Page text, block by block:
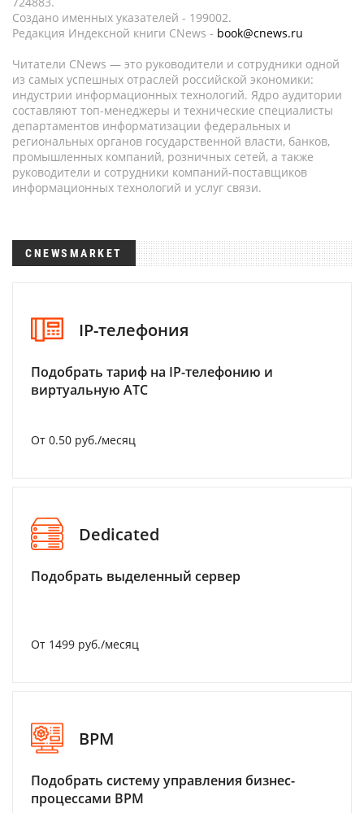
Создано именных указателей - 199002.
Редакция Индексной книги CNews - book@cnews.ru
Читатели CNews — это руководители и сотрудники одной
из самых успешных отраслей российской экономики:
индустрии информационных технологий. Ядро аудитории
составляют топ-менеджеры и технические специалисты
департаментов информатизации федеральных и
региональных органов государственной власти, банков,
промышленных компаний, розничных сетей, а также
руководители и сотрудники компаний-поставщиков
информационных технологий и услуг связи.
CNEWSMARKET
IP-телефония
Подобрать тариф на IP-телефонию и
виртуальную АТС
От 0.50 руб./месяц
Dedicated
Подобрать выделенный сервер
От 1499 руб./месяц
BPM
Подобрать систему управления бизнес-
процессами BPM